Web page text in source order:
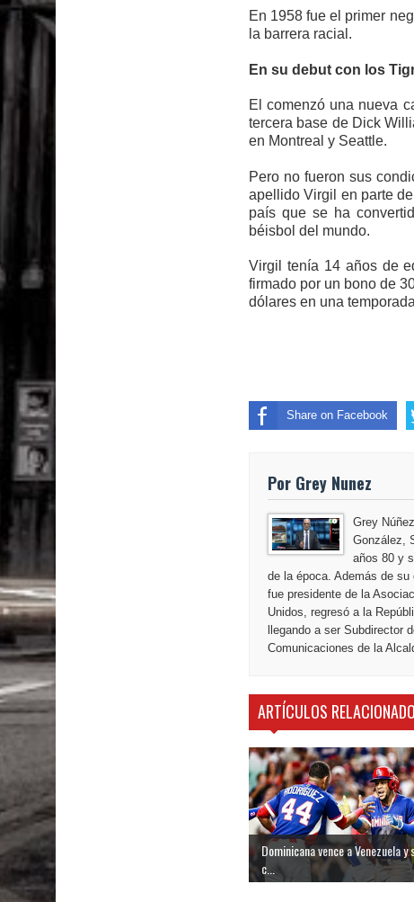
En 1958 fue el primer
la barrera racial.
En su debut con los
El comenzó una nueva
tercera base de Dick
en Montreal y Seattle.
Pero no fueron sus
apellido Virgil en parte
país que se ha
béisbol del mundo.
Virgil tenía 14 años de
firmado por un bono de
dólares en una
Share on Facebook
Por Grey Nunez
Grey
González,
años 80 y
de la época. Además de
fue presidente de la
Unidos, regresó a la
llegando a ser Subdirector
Comunicaciones de la
ARTÍCULOS
Dominicana vence a Venezuela y
c...